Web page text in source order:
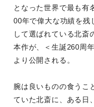
となった世界で最も有
00年で偉大な功績を残
して選ばれている北斎
本作が、＜生誕260周
より公開される。
腕は良いものの食うこ
ていた北斎に、ある日